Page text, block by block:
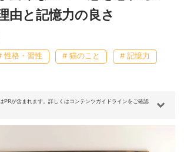
由と記憶力の良さ
性格・習性 # 猫のこと # 記憶力
PRが含まれます。詳しくはコンテンツガイドラインをご確認